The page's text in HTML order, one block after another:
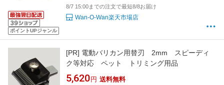
ポイントUPジャンル
8/7 15:00までの注文で最短8/8お届け
Wan-O-Wan楽天市場店
[PR] 電動バリカン用替刃 2mm スピーディ
ク等対応 ペット トリミング用品
5,620 円 送料無料